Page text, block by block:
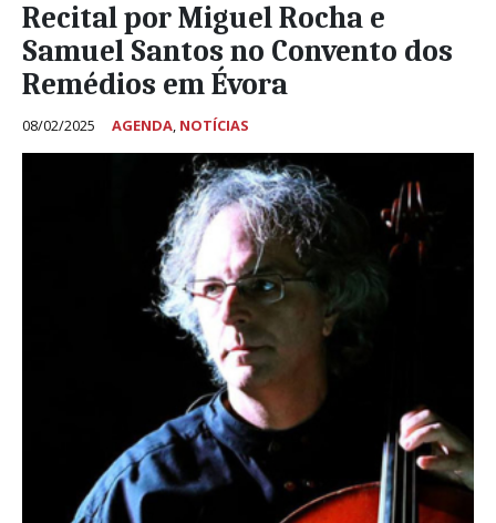
Recital por Miguel Rocha e
Samuel Santos no Convento dos
Remédios em Évora
08/02/2025 AGENDA, NOTÍCIAS